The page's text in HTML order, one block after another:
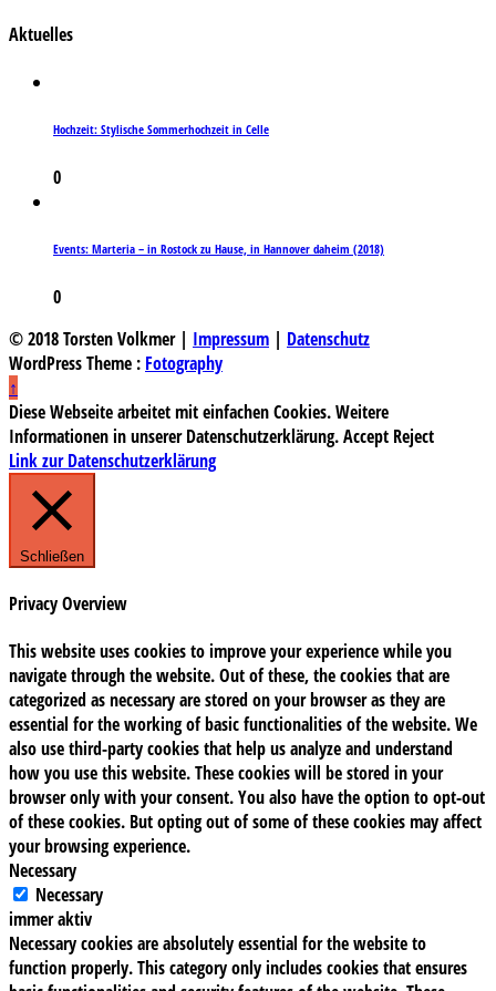
Aktuelles
Hochzeit: Stylische Sommerhochzeit in Celle
0
Events: Marteria – in Rostock zu Hause, in Hannover daheim (2018)
0
© 2018 Torsten Volkmer | Impressum | Datenschutz
WordPress Theme : Fotography
↑
Diese Webseite arbeitet mit einfachen Cookies. Weitere
Informationen in unserer Datenschutzerklärung.Accept Reject
Link zur Datenschutzerklärung
Schließen
Privacy Overview
This website uses cookies to improve your experience while you
navigate through the website. Out of these, the cookies that are
categorized as necessary are stored on your browser as they are
essential for the working of basic functionalities of the website. We
also use third-party cookies that help us analyze and understand
how you use this website. These cookies will be stored in your
browser only with your consent. You also have the option to opt-out
of these cookies. But opting out of some of these cookies may affect
your browsing experience.
Necessary
Necessary
immer aktiv
Necessary cookies are absolutely essential for the website to
function properly. This category only includes cookies that ensures